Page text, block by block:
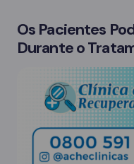
Os Pacientes
Durante o